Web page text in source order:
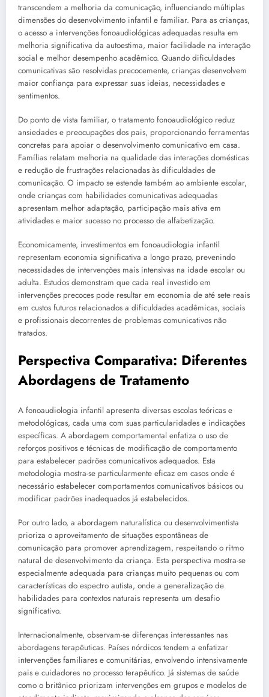
transcendem a melhoria da comunicação, influenciando múltiplas
dimensões do desenvolvimento infantil e familiar. Para as crianças,
o acesso a intervenções fonoaudiológicas adequadas resulta em
melhoria significativa da autoestima, maior facilidade na interação
social e melhor desempenho acadêmico. Quando dificuldades
comunicativas são resolvidas precocemente, crianças desenvolvem
maior confiança para expressar suas ideias, necessidades e
sentimentos.
Do ponto de vista familiar, o tratamento fonoaudiológico reduz
ansiedades e preocupações dos pais, proporcionando ferramentas
concretas para apoiar o desenvolvimento comunicativo em casa.
Famílias relatam melhoria na qualidade das interações domésticas
e redução de frustrações relacionadas às dificuldades de
comunicação. O impacto se estende também ao ambiente escolar,
onde crianças com habilidades comunicativas adequadas
apresentam melhor adaptação, participação mais ativa em
atividades e maior sucesso no processo de alfabetização.
Economicamente, investimentos em fonoaudiologia infantil
representam economia significativa a longo prazo, prevenindo
necessidades de intervenções mais intensivas na idade escolar ou
adulta. Estudos demonstram que cada real investido em
intervenções precoces pode resultar em economia de até sete reais
em custos futuros relacionados a dificuldades acadêmicas, sociais
e profissionais decorrentes de problemas comunicativos não
tratados.
Perspectiva Comparativa: Diferentes
Abordagens de Tratamento
A fonoaudiologia infantil apresenta diversas escolas teóricas e
metodológicas, cada uma com suas particularidades e indicações
específicas. A abordagem comportamental enfatiza o uso de
reforços positivos e técnicas de modificação de comportamento
para estabelecer padrões comunicativos adequados. Esta
metodologia mostra-se particularmente eficaz em casos onde é
necessário estabelecer comportamentos comunicativos básicos ou
modificar padrões inadequados já estabelecidos.
Por outro lado, a abordagem naturalística ou desenvolvimentista
prioriza o aproveitamento de situações espontâneas de
comunicação para promover aprendizagem, respeitando o ritmo
natural de desenvolvimento da criança. Esta perspectiva mostra-se
especialmente adequada para crianças muito pequenas ou com
características do espectro autista, onde a generalização de
habilidades para contextos naturais representa um desafio
significativo.
Internacionalmente, observam-se diferenças interessantes nas
abordagens terapêuticas. Países nórdicos tendem a enfatizar
intervenções familiares e comunitárias, envolvendo intensivamente
pais e cuidadores no processo terapêutico. Já sistemas de saúde
como o britânico priorizam intervenções em grupos e modelos de